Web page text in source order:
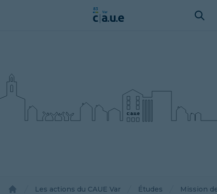
Les actions du CAUE Var Études Mission